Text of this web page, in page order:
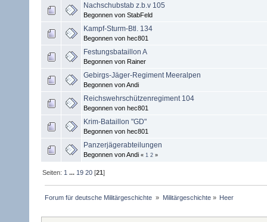
Nachschubstab z.b.v 105
Begonnen von StabFeld
Kampf-Sturm-Btl. 134
Begonnen von hec801
Festungsbataillon A
Begonnen von Rainer
Gebirgs-Jäger-Regiment Meeralpen
Begonnen von Andi
Reichswehrschützenregiment 104
Begonnen von hec801
Krim-Bataillon "GD"
Begonnen von hec801
Panzerjägerabteilungen
Begonnen von Andi « 1 2 »
Seiten: 1 ... 19 20 [21]
Forum für deutsche Militärgeschichte » Militärgeschichte» Heer